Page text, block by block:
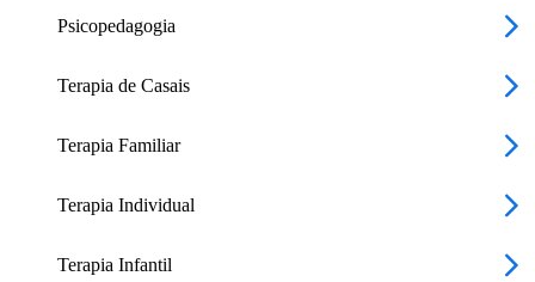
Psicopedagogia
Terapia de Casais
Terapia Familiar
Terapia Individual
Terapia Infantil